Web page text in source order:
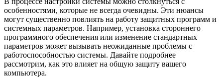
особенностями, которые не всегда очевидны. Эти нюансы
могут существенно повлиять на работу защитных программ и
системных параметров. Например, установка стороннего
программного обеспечения или изменение стандартных
параметров может вызывать неожиданные проблемы с
работоспособностью системы. Давайте подробнее
рассмотрим, как это влияет на общую защиту вашего
компьютера.